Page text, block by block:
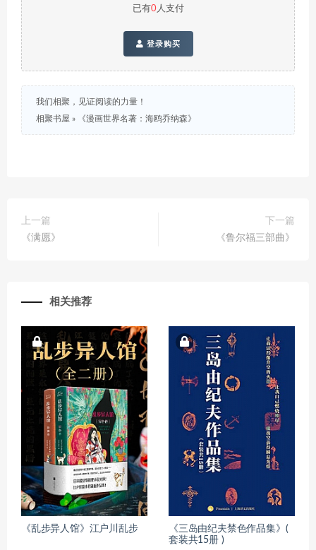
已有0人支付
登录购买
我们相聚，见证阅读的力量！
相聚书屋 » 《漫画世界名著：海鸥乔纳森》
上一篇
《满愿》
下一篇
《鲁尔福三部曲》
相关推荐
《乱步异人馆》江户川乱步
《三岛由纪夫禁色作品集》(
套装共15册 )